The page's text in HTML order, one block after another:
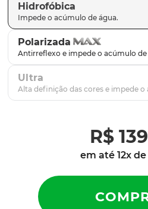
Hidrofóbica
Polarizada
Ultra
R$ 139
em até 12x de